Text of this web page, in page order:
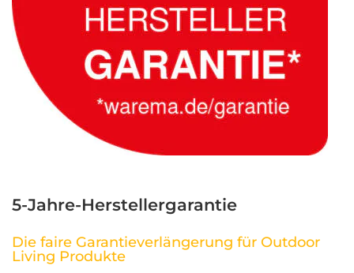
5-Jahre-Herstellergarantie
Die faire Garantieverlängerung für Outdoor
Living Produkte